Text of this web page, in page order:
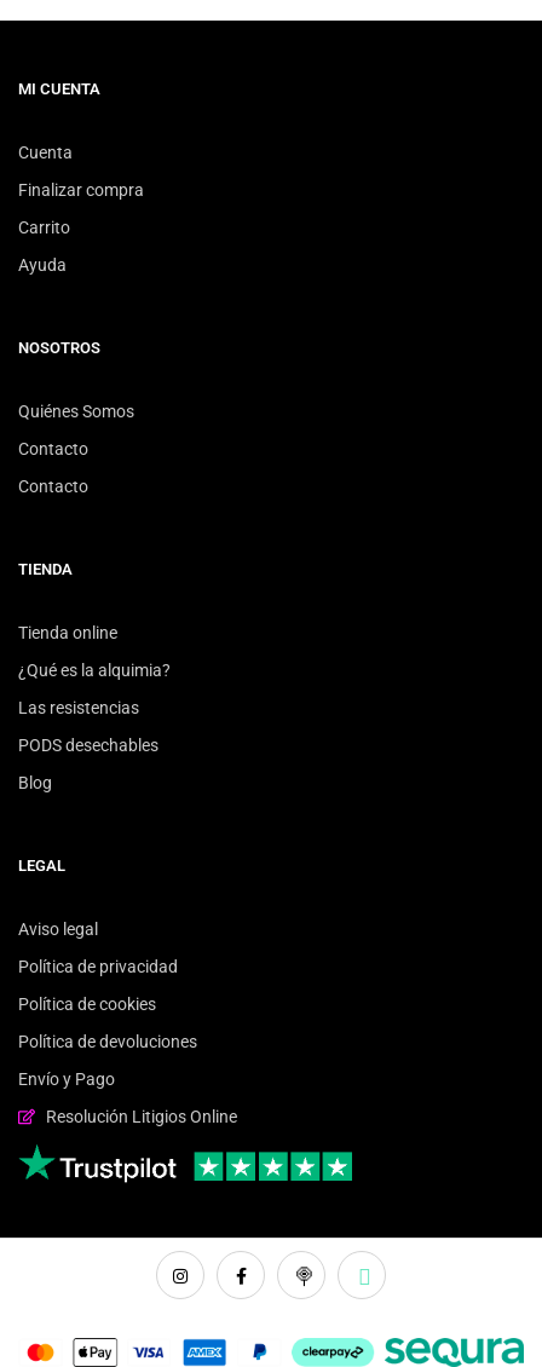
MI CUENTA
Cuenta
Finalizar compra
Carrito
Ayuda
NOSOTROS
Quiénes Somos
Contacto
Contacto
TIENDA
Tienda online
¿Qué es la alquimia?
Las resistencias
PODS desechables
Blog
LEGAL
Aviso legal
Política de privacidad
Política de cookies
Política de devoluciones
Envío y Pago
Resolución Litigios Online